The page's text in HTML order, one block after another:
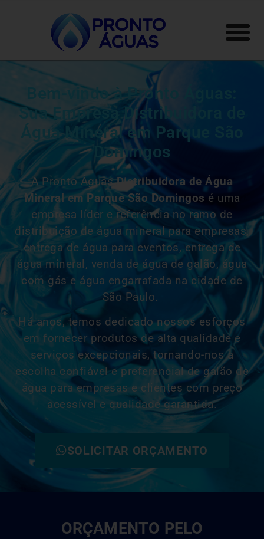
Bem-vindo à Pronto Águas:
Sua Empresa Distribuidora de
Água Mineral em Parque São
Domingos
A Pronto ÁguasDistribuidora de Água
Mineral em Parque São Domingos é uma
empresa líder e referência no ramo de
distribuição de água mineral para empresas,
entrega de água para eventos, entrega de
água mineral, venda de água de galão, água
com gás e água engarrafada na cidade de
São Paulo.
Há anos, temos dedicado nossos esforços
em fornecer produtos de alta qualidade e
serviços excepcionais, tornando-nos a
escolha confiável e preferencial de galão de
água para empresas e clientes com preço
acessível e qualidade garantida.
SOLICITAR ORÇAMENTO
ORÇAMENTO PELO